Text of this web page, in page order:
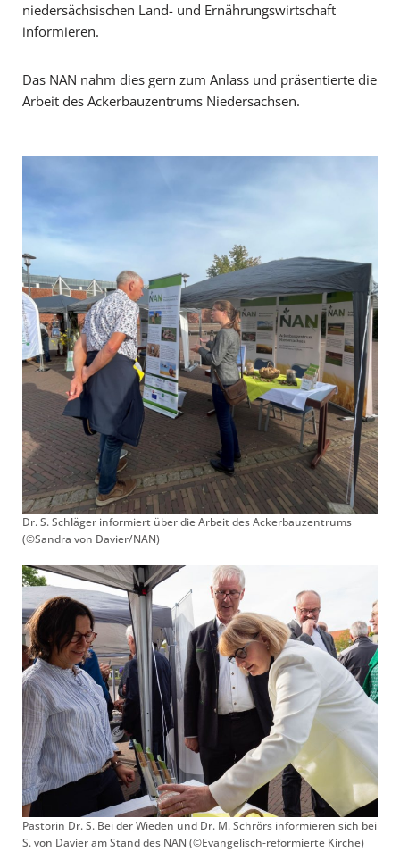
niedersächsischen Land- und Ernährungswirtschaft
informieren.
Das NAN nahm dies gern zum Anlass und präsentierte die
Arbeit des Ackerbauzentrums Niedersachsen.
Dr. S. Schläger informiert über die Arbeit des Ackerbauzentrums
(©Sandra von Davier/NAN)
Pastorin Dr. S. Bei der Wieden und Dr. M. Schrörs informieren sich bei
S. von Davier am Stand des NAN (©Evangelisch-reformierte Kirche)